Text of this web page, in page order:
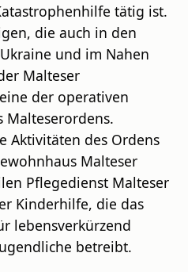
tätig ist.
die auch in den
und im Nahen
Malteser
der operativen
Malteserordens.
Aktivitäten des Ordens
Malteser
Pflegedienst Malteser
Kinderhilfe, die das
lebensverkürzend
betreibt.